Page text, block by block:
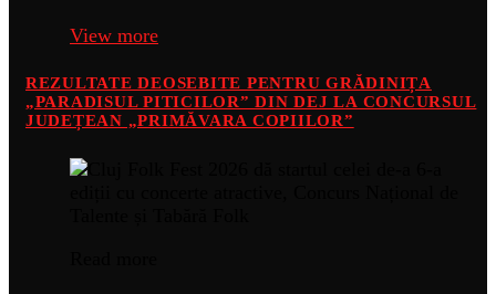
View more
REZULTATE DEOSEBITE PENTRU GRĂDINIȚA
„PARADISUL PITICILOR” DIN DEJ LA CONCURSUL
JUDEȚEAN „PRIMĂVARA COPIILOR”